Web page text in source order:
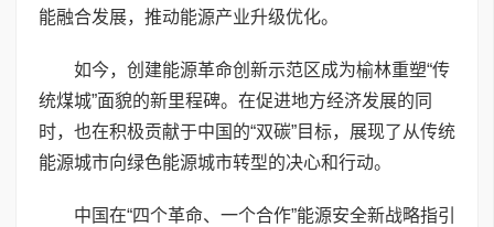
能融合发展，推动能源产业升级优化。
如今，创建能源革命创新示范区成为榆林重塑“传
统煤城”面貌的新里程碑。在促进地方经济发展的同
时，也在积极贡献于中国的“双碳”目标，展现了从传统
能源城市向绿色能源城市转型的决心和行动。
中国在“四个革命、一个合作”能源安全新战略指引